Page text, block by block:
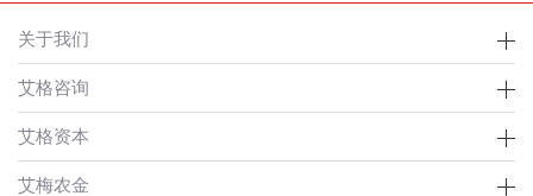
关于我们
艾格咨询
艾格资本
艾梅农金